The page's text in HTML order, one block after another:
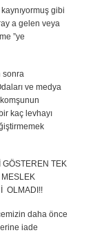
gibi
a gelen veya
”ye
sonra
ve medya
kaç levhayı
GÖSTEREN TEK
MESLEK
OLMADI!!
daha önce
iade